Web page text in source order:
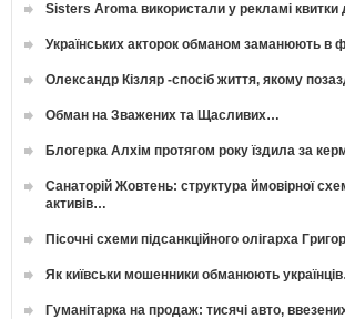
Sisters Aroma використали у рекламі
Українських акторок обманом заманюють в
Олександр Кізляр -спосіб життя, якому
Обман на Зважених та Щасливих…
Блогерка Алхім протягом року їздила за
Санаторій Жовтень: структура ймовірної
активів…
Пісочні схеми підсанкційного олігарха
Як київськи мошенники обманюють
Гуманітарка на продаж: тисячі авто,